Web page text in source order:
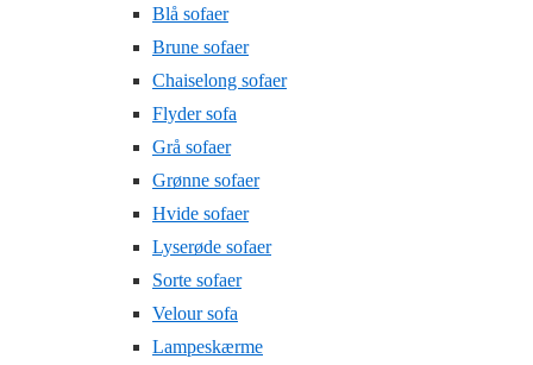
Blå sofaer
Brune sofaer
Chaiselong sofaer
Flyder sofa
Grå sofaer
Grønne sofaer
Hvide sofaer
Lyserøde sofaer
Sorte sofaer
Velour sofa
Lampeskærme